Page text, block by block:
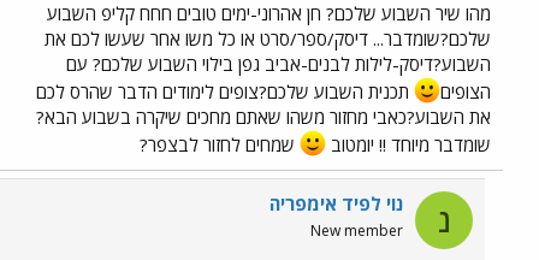
מהו שיר השבוע שלכם? חן אהרוני-ימים טובים חחח קליפ השבוע
שלכם?שומדבר... דיסק/ספר/סרט או כל משו אחר שעשו לכם את
השבוע?דיסק-לילות לבנים-אביב גפן בילוי השבוע שלכם? עם
הצופים
תכנית השבוע שלכם?צופים לימודים הדבר שהרס לכם
את השבוע?כאבי מחזור משהו שאתם מחכים שיקרה בשבוע הבא?
שומדבר מיוחד !! יומטוב
שמחים לחזור לבצפר?
נ נוי לפיד אימפריה
New member